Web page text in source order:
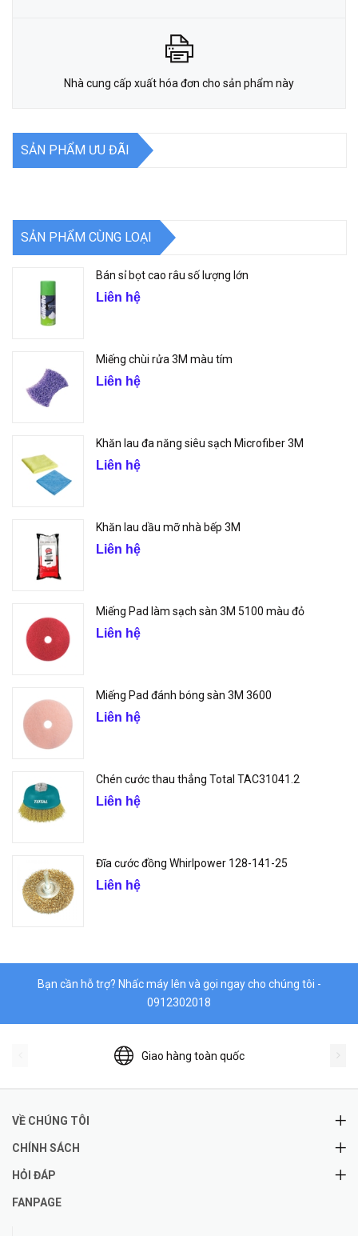
Nhà cung cấp xuất hóa đơn cho sản phẩm này
SẢN PHẨM ƯU ĐÃI
SẢN PHẨM CÙNG LOẠI
Bán sỉ bọt cao râu số lượng lớn
Liên hệ
Miếng chùi rửa 3M màu tím
Liên hệ
Khăn lau đa năng siêu sạch Microfiber 3M
Liên hệ
Khăn lau dầu mỡ nhà bếp 3M
Liên hệ
Miếng Pad làm sạch sàn 3M 5100 màu đỏ
Liên hệ
Miếng Pad đánh bóng sàn 3M 3600
Liên hệ
Chén cước thau thẳng Total TAC31041.2
Liên hệ
Đĩa cước đồng Whirlpower 128-141-25
Liên hệ
Bạn cần hỗ trợ? Nhấc máy lên và gọi ngay cho chúng tôi -
0912302018
Giao hàng toàn quốc
VỀ CHÚNG TÔI
CHÍNH SÁCH
HỎI ĐÁP
FANPAGE